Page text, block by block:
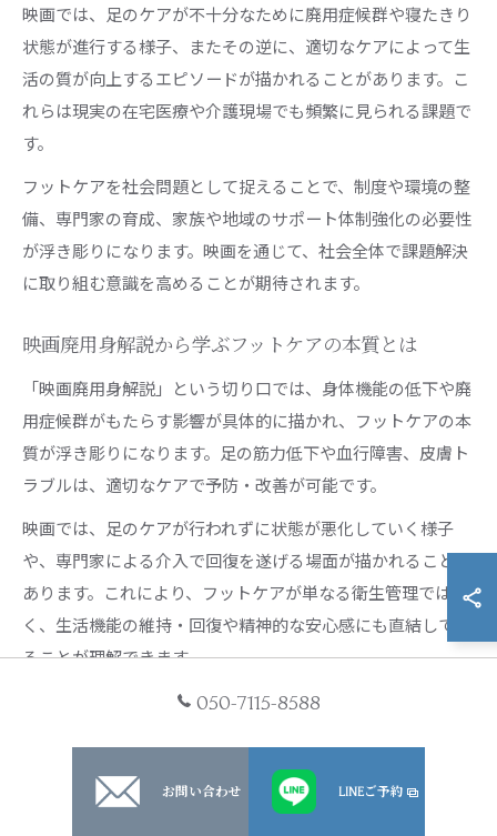
映画では、足のケアが不十分なために廃用症候群や寝たきり
状態が進行する様子、またその逆に、適切なケアによって生
活の質が向上するエピソードが描かれることがあります。こ
れらは現実の在宅医療や介護現場でも頻繁に見られる課題で
す。
フットケアを社会問題として捉えることで、制度や環境の整
備、専門家の育成、家族や地域のサポート体制強化の必要性
が浮き彫りになります。映画を通じて、社会全体で課題解決
に取り組む意識を高めることが期待されます。
映画廃用身解説から学ぶフットケアの本質とは
「映画廃用身解説」という切り口では、身体機能の低下や廃
用症候群がもたらす影響が具体的に描かれ、フットケアの本
質が浮き彫りになります。足の筋力低下や血行障害、皮膚ト
ラブルは、適切なケアで予防・改善が可能です。
映画では、足のケアが行われずに状態が悪化していく様子
や、専門家による介入で回復を遂げる場面が描かれることも
あります。これにより、フットケアが単なる衛生管理ではな
く、生活機能の維持・回復や精神的な安心感にも直結してい
ることが理解できます。
廃用症候群の予防や、QOL向上のためのフットケアの意義を
後ますます重要になっていくでしょう。
050-7115-8588
お問い合わせ LINEご予約